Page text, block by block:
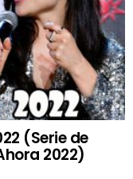
(Serie de
2022)